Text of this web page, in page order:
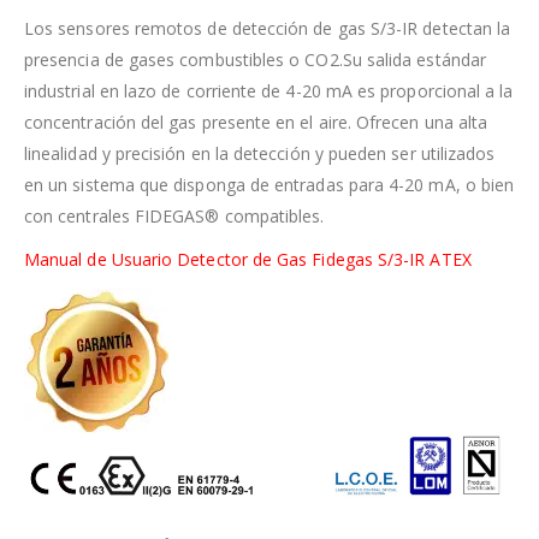
Los sensores remotos de detección de gas S/3-IR detectan la
presencia de gases combustibles o CO2.Su salida estándar
industrial en lazo de corriente de 4-20 mA es proporcional a la
concentración del gas presente en el aire. Ofrecen una alta
linealidad y precisión en la detección y pueden ser utilizados
en un sistema que disponga de entradas para 4-20 mA, o bien
con centrales FIDEGAS® compatibles.
Manual de Usuario Detector de Gas Fidegas S/3-IR ATEX